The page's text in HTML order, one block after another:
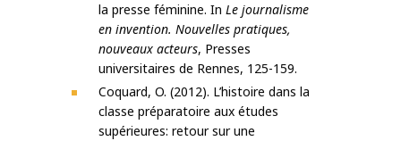
la presse féminine. In Le journalisme
en invention. Nouvelles pratiques,
nouveaux acteurs, Presses
universitaires de Rennes, 125-159.
Coquard, O. (2012). L’histoire dans la
classe préparatoire aux études
supérieures: retour sur une